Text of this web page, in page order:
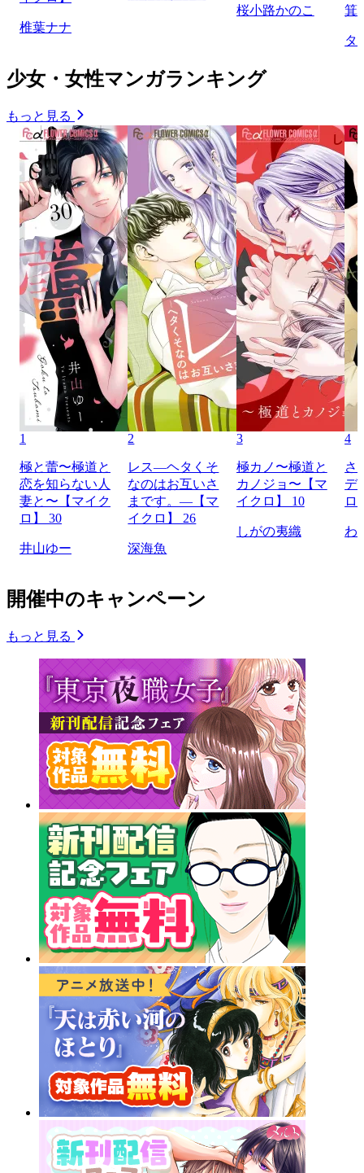
椎葉ナナ
桜小路かのこ 箕
タ
少女・女性マンガランキング
もっと見る
1
極と蕾〜極道と
恋を知らない人
妻と〜【マイク
ロ】 30
井山ゆー
2
レス―ヘタくそ
なのはお互いさ
まです。―【マ
イクロ】 26
深海魚
3
極カノ〜極道と
カノジョ〜【マ
イクロ】 10
しがの夷織
4
さ
デ
ロ
わ
開催中のキャンペーン
もっと見る